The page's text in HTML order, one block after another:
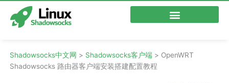
Shadowsocks中文网 > Shadowsocks客户端 > OpenWRT
Shadowsocks 路由器客户端安装搭建配置教程